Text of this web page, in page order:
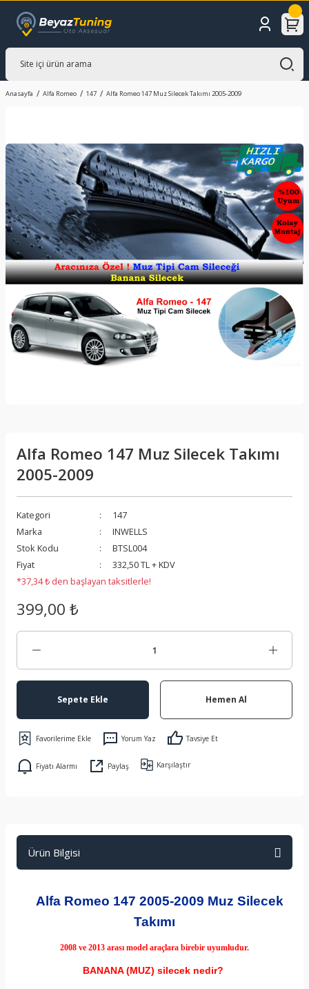
Anasayfa Alfa Romeo 147 Alfa Romeo 147 Muz Silecek Takımı 2005-2009
Alfa Romeo 147 Muz Silecek Takımı
2005-2009
Kategori
147
Marka
INWELLS
Stok Kodu
BTSL004
Fiyat
332,50 TL + KDV
*37,34 ₺ den başlayan taksitlerle!
399,00 ₺
Sepete Ekle Hemen Al
Yorum Yaz Tavsiye Et
Fiyatı Alarmı Paylaş Karşılaştır
Ürün Bilgisi
Alfa Romeo 147 2005-2009 Muz Silecek
Takımı
2008 ve 2013 arası model araçlara birebir uyumludur.
BANANA (MUZ) silecek nedir?